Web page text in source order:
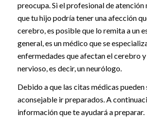
preocupa. Si el profesional de atención
que tu hijo podría tener una afección
cerebro, es posible que lo remita a un
general, es un médico que se
enfermedades que afectan el cerebro
nervioso, es decir, un neurólogo.
Debido a que las citas médicas pueden
aconsejable ir preparados. A
información que te ayudará a preparar.